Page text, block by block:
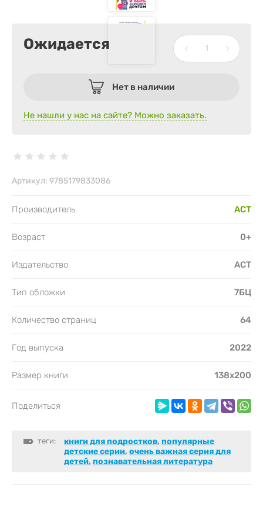
Ожидается
Нет в наличии
Не нашли у нас на сайте? Можно заказать.
Артикул: 9785179833086
Производитель АСТ
Возраст 0+
Издательство АСТ
Тип обложки 7БЦ
Количество страниц 64
Год выпуска 2022
Размер книги 138х200
Поделиться
теги: книги для подростков, популярные
детские серии, очень важная серия для
детей, познавательная литература